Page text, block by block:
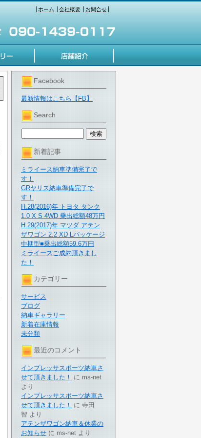
ホーム 会社概要 お問合せ
Facebook
最新情報はこちら【FB】
Search
新着記事
ミライース納車準備完了で
す！
GRヤリス納車準備完了で
す！
H.28(2016)年 トヨタ タンク
1.0 X S 4WD 乗出総額48万円
H.29(2017)年 マツダ アテン
ザワゴン 2.2 XD Lパッケージ
中期型■乗出総額59.6万円
ミライースご成約頂きまし
た！
カテゴリー
サービス
ブログ
納車ギャラリー
新着在庫情報
未分類
最近のコメント
インプレッサスポーツ納車さ
せて頂きました！
に ms-net
より
インプレッサスポーツ納車さ
せて頂きました！
に 寺田
智 より
アテンザワゴン納車＆休業の
お知らせ に ms-net より